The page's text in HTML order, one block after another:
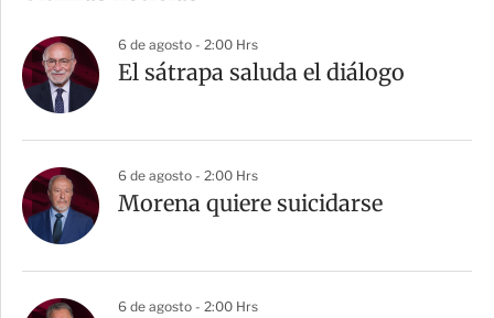
p
a
r
t
6 de agosto - 2:00 Hrs
El sátrapa saluda el diálogo
6 de agosto - 2:00 Hrs
Morena quiere suicidarse
6 de agosto - 2:00 Hrs